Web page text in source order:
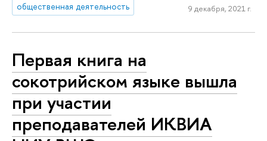
общественная деятельность
9 декабря, 2021 г.
Первая книга на
сокотрийском языке вышла
при участии
преподавателей ИКВИА